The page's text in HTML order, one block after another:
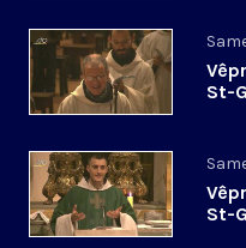
St-
St-